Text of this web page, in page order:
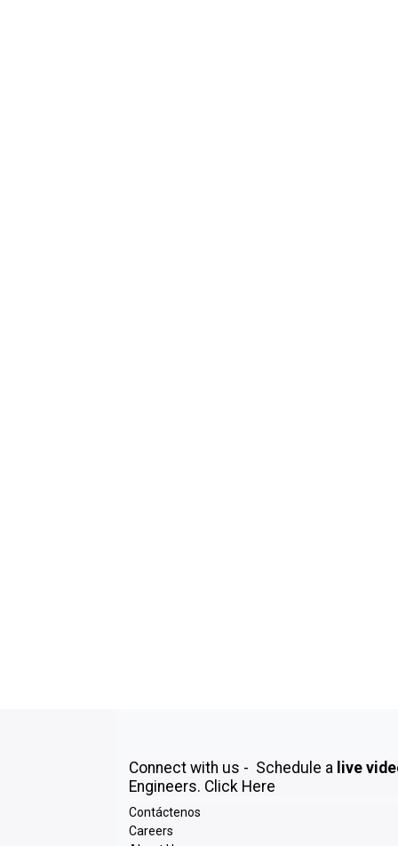
Connect with us - Schedule a live
Engineers. Click Here
Contáctenos
Careers